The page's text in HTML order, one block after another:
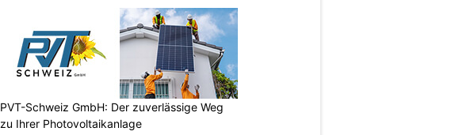
PVT-Schweiz GmbH: Der zuverlässige Weg
zu Ihrer Photovoltaikanlage